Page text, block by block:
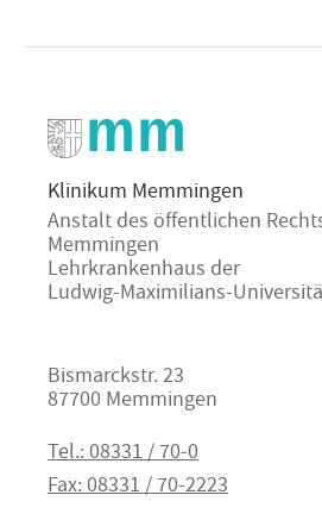
Klinikum Memmingen
Anstalt des öffentlichen
Memmingen
Lehrkrankenhaus der
Ludwig-Maximilians-
Bismarckstr. 23
87700 Memmingen
Tel.: 08331 / 70-0
Fax: 08331 / 70-2223